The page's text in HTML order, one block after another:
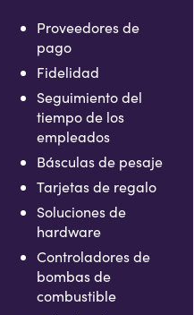
Proveedores de
pago
Fidelidad
Seguimiento del
tiempo de los
empleados
Básculas de pesaje
Tarjetas de regalo
Soluciones de
hardware
Controladores de
bombas de
combustible